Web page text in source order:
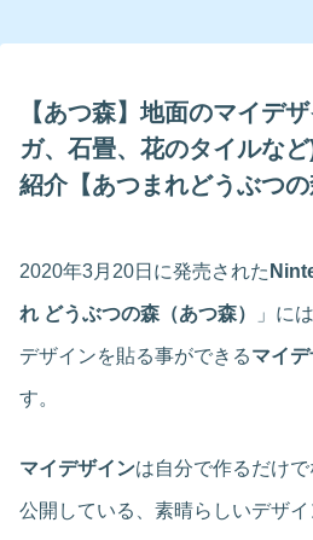
【あつ森】地面のマイデ
ガ、石畳、花のタイルな
紹介【あつまれどうぶつの
2020年3月20日に発売された
れ どうぶつの森（あつ森） 」には
デザインを貼る事ができるマイ
す。
マイデザインは自分で作るだけ
公開している、素晴らしいデザ